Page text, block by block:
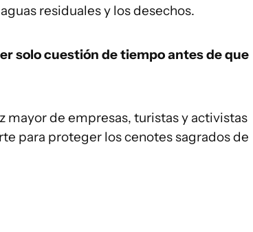
residuales y los desechos.
solo cuestión de tiempo antes de que
mayor de empresas, turistas y activistas
para proteger los cenotes sagrados de